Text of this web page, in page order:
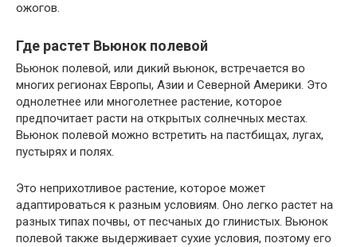
ожогов.
Где растет Вьюнок полевой
Вьюнок полевой, или дикий вьюнок, встречается во
многих регионах Европы, Азии и Северной Америки. Это
однолетнее или многолетнее растение, которое
предпочитает расти на открытых солнечных местах.
Вьюнок полевой можно встретить на пастбищах, лугах,
пустырях и полях.
Это неприхотливое растение, которое может
адаптироваться к разным условиям. Оно легко растет на
разных типах почвы, от песчаных до глинистых. Вьюнок
полевой также выдерживает сухие условия, поэтому его